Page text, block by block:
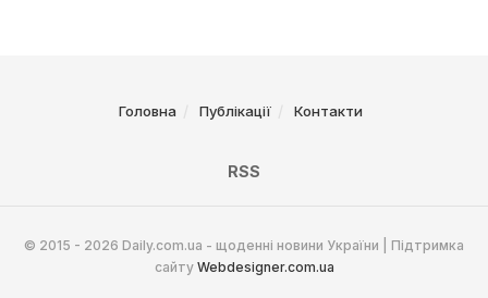
Головна Публікації Контакти
RSS
© 2015 - 2026 Daily.com.ua - щоденні новини України | Підтримка
сайту Webdesigner.com.ua